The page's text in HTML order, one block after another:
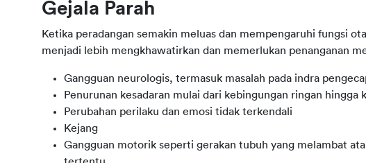
Gejala Parah
Ketika peradangan semakin meluas dan mempengaruhi fungsi
menjadi lebih mengkhawatirkan dan memerlukan penanganan
Gangguan neurologis, termasuk masalah pada indra
Penurunan kesadaran mulai dari kebingungan ringan hingga
Perubahan perilaku dan emosi tidak terkendali
Kejang
Gangguan motorik seperti gerakan tubuh yang melambat